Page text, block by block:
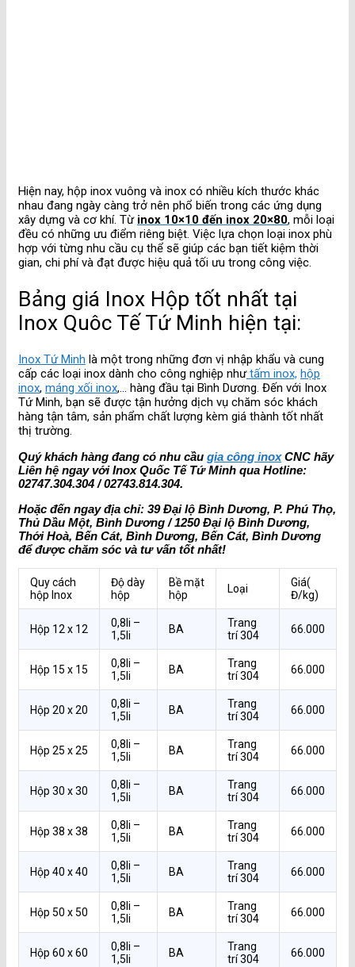
Hiện nay, hộp inox vuông và inox có nhiều kích thước khác
nhau đang ngày càng trở nên phổ biến trong các ứng dụng
xây dựng và cơ khí. Từ inox 10×10 đến inox 20×80, mỗi loại
đều có những ưu điểm riêng biệt. Việc lựa chọn loại inox phù
hợp với từng nhu cầu cụ thể sẽ giúp các bạn tiết kiệm thời
gian, chi phí và đạt được hiệu quả tối ưu trong công việc.
Bảng giá Inox Hộp tốt nhất tại
Inox Quôc Tế Tứ Minh hiện tại:
Inox Tứ Minh là một trong những đơn vị nhập khẩu và cung
cấp các loại inox dành cho công nghiệp nhưtấm inox, hộp
inox, máng xối inox,… hàng đầu tại Bình Dương. Đến với Inox
Tứ Minh, bạn sẽ được tận hưởng dịch vụ chăm sóc khách
hàng tận tâm, sản phẩm chất lượng kèm giá thành tốt nhất
thị trường.
Quý khách hàng đang có nhu cầu gia công inoxCNC hãy
Liên hệ ngay với Inox Quốc Tế Tứ Minh qua Hotline:
02747.304.304 / 02743.814.304.
Hoặc đến ngay địa chỉ: 39 Đại lộ Bình Dương, P. Phú Thọ,
Thủ Dầu Một, Bình Dương / 1250 Đại lộ Bình Dương,
Thới Hoà, Bến Cát, Bình Dương, Bến Cát, Bình Dương
để được chăm sóc và tư vấn tốt nhất!
Quy cách
hộp Inox
Độ dày
hộp
Bề mặt
hộp
Loại
Giá(
Đ/kg)
Hộp 12 x 12
0,8li –
1,5li
BA
Trang
trí 304
66.000
Hộp 15 x 15
0,8li –
1,5li
BA
Trang
trí 304
66.000
Hộp 20 x 20
0,8li –
1,5li
BA
Trang
trí 304
66.000
Hộp 25 x 25
0,8li –
1,5li
BA
Trang
trí 304
66.000
Hộp 30 x 30
0,8li –
1,5li
BA
Trang
trí 304
66.000
Hộp 38 x 38
0,8li –
1,5li
BA
Trang
trí 304
66.000
Hộp 40 x 40
0,8li –
1,5li
BA
Trang
trí 304
66.000
Hộp 50 x 50
0,8li –
1,5li
BA
Trang
trí 304
66.000
Hộp 60 x 60
0,8li –
1,5li
BA
Trang
trí 304
66.000